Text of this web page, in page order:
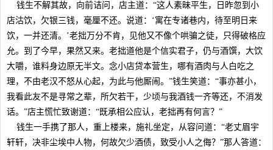
钱生不解其故，向前诘问，店主道：“这人素昧平生，日昨忽到小
店沽饮，欠银三钱，毫厘不还。说道：‘寓在专诸巷内，待至明日来
饮，一并还清。’老拙万分不肯，见他又不像个哄骗之徒，只得破格应
允。到了今早，果然又来。老拙道他是个信实君子，仍与酒馔，大饮
大嚼，谁料身边原无半文。念小店贷本营生，哪有酒肉与人白吃之
理，不由老汉不怒从心起，为此与他厮闹。”钱生笑道：“事亦甚小，
我看此友不是寻常之辈，所欠若干，少顷与我酒钱一齐等还，不消发
话。”店主慌忙致谢道：“既承相公应认，老拙再有何言？”
钱生一手携了那人，重上楼来，施礼坐定，从容问道：“老丈眉宇
轩轩，决非尘埃中人物，何故欠少酒债，致受小人之侮？”那人答道：